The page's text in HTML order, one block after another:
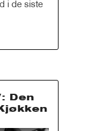
i de siste
Den